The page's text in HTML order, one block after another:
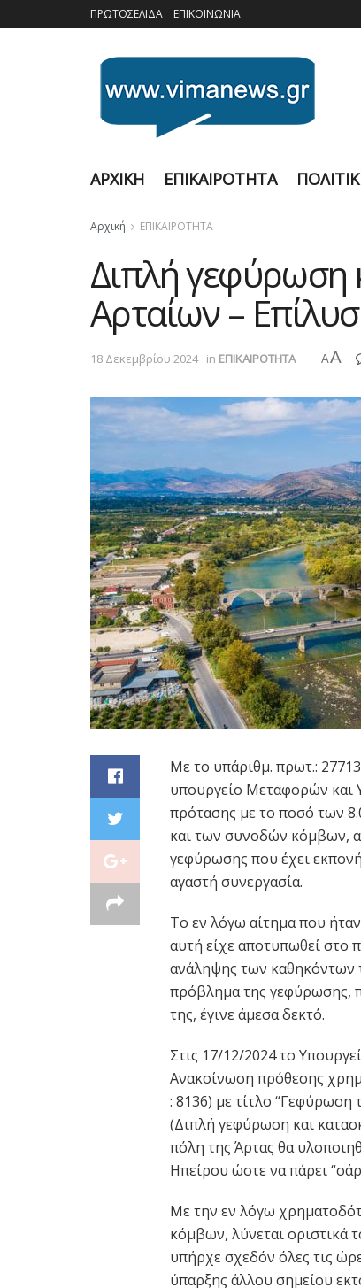
ΠΡΩΤΟΣΕΛΙΔΑ ΕΠΙΚΟΙΝΩΝΙΑ
ΑΡΧΙΚΗ ΕΠΙΚΑΙΡΟΤΗΤΑ
Αρχική ΕΠΙΚΑΙΡΟΤΗΤΑ
Διπλή γεφύρωση
Αρταίων –
18 Δεκεμβρίου 2024 in ΕΠΙΚΑΙΡΟΤΗΤΑ AA
Με το υπ΄αριθμ. πρωτ.:
υπουργείο Μεταφορών και
πρότασης με το ποσό των
και των συνοδών κόμβων,
γεφύρωσης που έχει
αγαστή συνεργασία.
Το εν λόγω αίτημα που
αυτή είχε αποτυπωθεί στο
ανάληψης των καθηκόντων
πρόβλημα της γεφύρωσης,
της, έγινε άμεσα δεκτό.
Στις 17/12/2024 το
Ανακοίνωση πρόθεσης
: 8136) με τίτλο
(Διπλή γεφύρωση και
πόλη της Άρτας θα
Ηπείρου ώστε να πάρει
Με την εν λόγω
κόμβων, λύνεται
υπήρχε σχεδόν όλες τις
ύπαρξης άλλου σημείου